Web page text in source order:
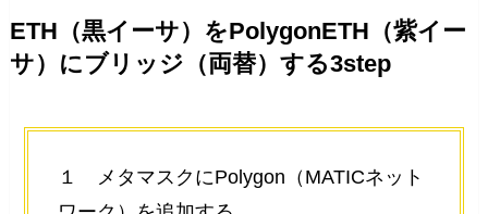
ETH（黒イーサ）をPolygonETH（紫イー
サ）にブリッジ（両替）する3step
１ メタマスクにPolygon（MATICネット